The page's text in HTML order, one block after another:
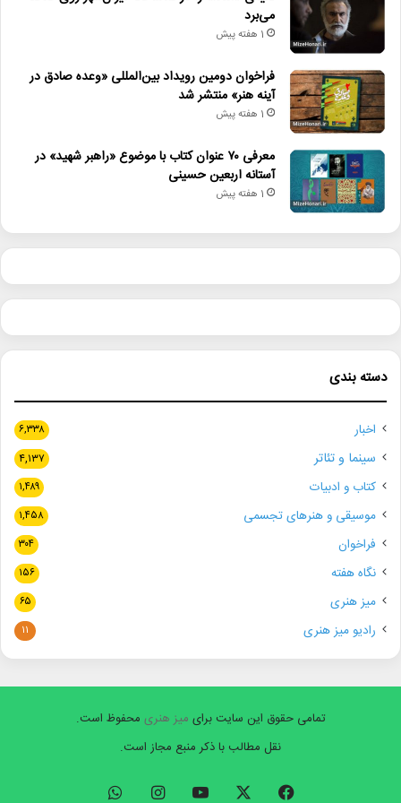
تئاتر_کودک_و_نوجوان
جشنواره_بین_المللی_تئاتر_کودک
محمدمهدی_احمدی
هنرهای_نمایشی
وزارت_فرهنگ_و_ارشاد_اسلامی
می‌برد
1 هفته پیش
فراخوان دومین رویداد بین‌المللی «وعده صادق در
آینه هنر» منتشر شد
1 هفته پیش
معرفی ۷۰ عنوان کتاب با موضوع «راهبر شهید» در
آستانه اربعین حسینی
1 هفته پیش
دسته بندی
اخبار ۶,۳۳۸
سینما و تئاتر ۴,۱۳۷
کتاب و ادبیات ۱,۴۸۹
موسیقی و هنرهای تجسمی ۱,۴۵۸
فراخوان ۳۰۴
نگاه هفته ۱۵۶
میز هنری ۶۵
رادیو میز هنری ۱۱
تمامی حقوق این سایت برای میز هنری محفوظ است.
نقل مطالب با ذکر منبع مجاز است.
فیسبوک ایکس یوتیوب اینستاگرام